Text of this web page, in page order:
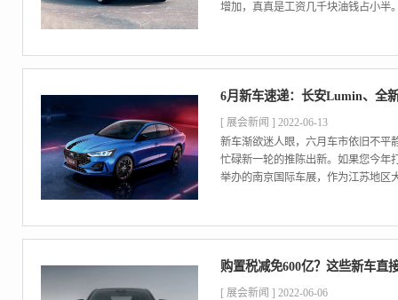
增加，真真是工资几千块油钱占小半
6月新车速递：长安Lumin、全
[ 展会新闻 ] 2022-06-13
新车渐欲迷人眼，六月车市依旧不平
忙碌新一轮的推陈出新。如果您今年
举办的南京国际车展，作为江苏地区
购置税减免600亿？这些新车直
[ 展会新闻 ] 2022-06-06